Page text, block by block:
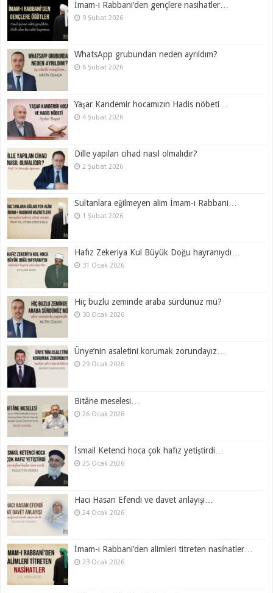
İmam-ı Rabbani’den gençlere nasihatler…
9 Şubat 2026
WhatsApp grubundan neden ayrıldım?
6 Şubat 2026
Yaşar Kandemir hocamızın Hadis nöbeti…
4 Şubat 2026
Dille yapılan cihad nasıl olmalıdır?
2 Şubat 2026
Sultanlara eğilmeyen alim İmam-ı Rabbani…
1 Şubat 2026
Hafız Zekeriya Kul Büyük Doğu hayranıydı…
31 Ocak 2026
Hiç buzlu zeminde araba sürdünüz mü?
30 Ocak 2026
Ünye’nin asaletini korumak zorundayız…
29 Ocak 2026
Bitâne meselesi…
26 Ocak 2026
İsmail Ketenci hoca çok hafız yetiştirdi…
25 Ocak 2026
Hacı Hasan Efendi ve davet anlayışı…
24 Ocak 2026
İmam-ı Rabbani’den alimleri titreten nasihatler…
23 Ocak 2026